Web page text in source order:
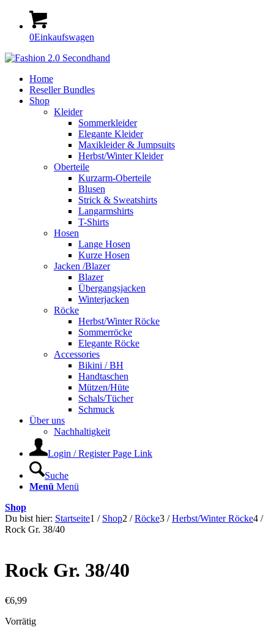
0Einkaufswagen
Home
Reseller Bundles
Shop
Kleider
Sommerkleider
Elegante Kleider
Maxikleider & Jumpsuits
Herbst/Winter Kleider
Oberteile
Kurzarm-Oberteile
Blusen
Strick & Sweatshirts
Langarmshirts
T-Shirts
Hosen
Lange Hosen
Kurze Hosen
Jacken /Blazer
Blazer
Übergangsjacken
Winterjacken
Röcke
Herbst/Winter Röcke
Sommerröcke
Elegante Röcke
Accessories
Bikini / BH
Handtaschen
Mützen/Hüte
Schals/Tücher
Schmuck
Über uns
Nachhaltigkeit
Login / Register Page Link
Suche
Menü Menü
Shop
Du bist hier: Startseite1 / Shop2 / Röcke3 / Herbst/Winter Röcke4 /
Rock Gr. 38/40
Rock Gr. 38/40
€6,99
Vorrätig